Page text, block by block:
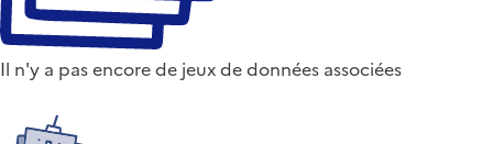
Il n'y a pas encore de jeux de données associées